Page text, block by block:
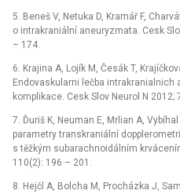
5. Beneš V, Netuka D, Kramář F,
o intrakraniální aneuryzmata. Cesk
–⁠ 174.
6. Krajina A, Lojík M, Česák T,
Endovaskularni lečba
komplikace. Cesk Slov Neurol N 2012;
7. Ďuriš K, Neuman E, Mrlian A,
parametry transkraniální
s těžkým subarachnoidálním
110(2): 196 –⁠ 201.
8. Hejčl A, Bolcha M, Procházka J,